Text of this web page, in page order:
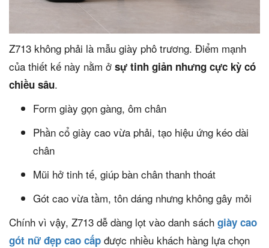
Z713 không phải là mẫu giày phô trương. Điểm mạnh
của thiết kế này nằm ở sự tinh giản nhưng cực kỳ có
chiều sâu.
Form giày gọn gàng, ôm chân
Phần cổ giày cao vừa phải, tạo hiệu ứng kéo dài
chân
Mũi hở tinh tế, giúp bàn chân thanh thoát
Gót cao vừa tầm, tôn dáng nhưng không gây mỏi
Chính vì vậy, Z713 dễ dàng lọt vào danh sách giày cao
gót nữ đẹp cao cấp được nhiều khách hàng lựa chọn